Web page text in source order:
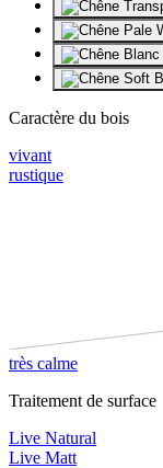
Caractère du bois
vivant
rustique
très calme
Traitement de surface
Live Natural
Live Matt